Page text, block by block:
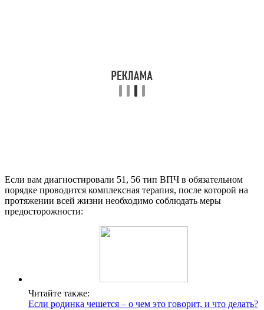
Если вам диагностировали 51, 56 тип ВПЧ в обязательном
порядке проводится комплексная терапия, после которой на
протяжении всей жизни необходимо соблюдать меры
предосторожности:
Читайте также:
Если родинка чешется – о чем это говорит, и что делать?